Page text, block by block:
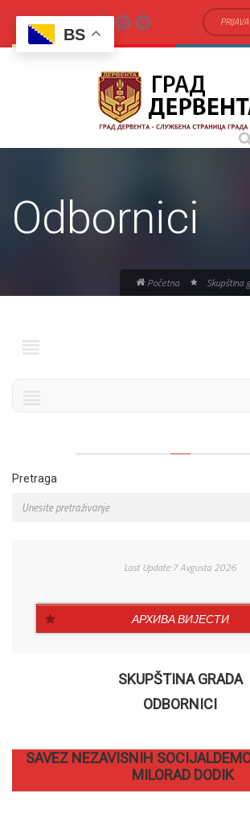
PRIJAVA
Odbornici
Početna Skupština
Pretraga
Last Update:7 Avgusta 2026
АРХИВА ВИЈЕСТИ
SKUPŠTINA GRADA
ODBORNICI
SAVEZ NEZAVISNIH
MILORAD DODIK
BS